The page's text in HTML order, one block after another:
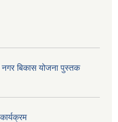
नगर बिकास योजना पुस्तक